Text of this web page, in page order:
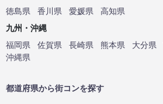
徳島県
香川県 愛媛県
高知県
九州・沖縄
福岡県
佐賀県 長崎県 熊本県 大分県
沖縄県
都道府県から街コンを探す